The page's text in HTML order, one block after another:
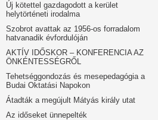
Új kötettel gazdagodott a kerület
helytörténeti irodalma
Szobrot avattak az 1956-os forradalom
hatvanadik évfordulóján
AKTÍV IDŐSKOR – KONFERENCIA AZ
ÖNKÉNTESSÉGRŐL
Tehetséggondozás és mesepedagógia a
Budai Oktatási Napokon
Átadták a megújult Mátyás király utat
Az időseket ünnepelték